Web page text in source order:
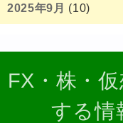
2025年9月 (10)
FX・株・
する情